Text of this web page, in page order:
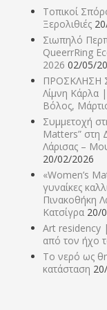
Τοπικοί
Ξερολιθιές
Σιωπηλό
QueerrRing
2026 02/05/
ΠΡΟΣΚΛΗΣΗ
Λίμνη Κάρλα
Βόλος,
Συμμετοχή
Matters” στη
Λάρισας –
20/02/2026
«Women’s
γυναίκες
Πινακοθήκη
Κατσίγρα 20/
Art residency
από τον ήχο
Το νερό ως
κατάσταση